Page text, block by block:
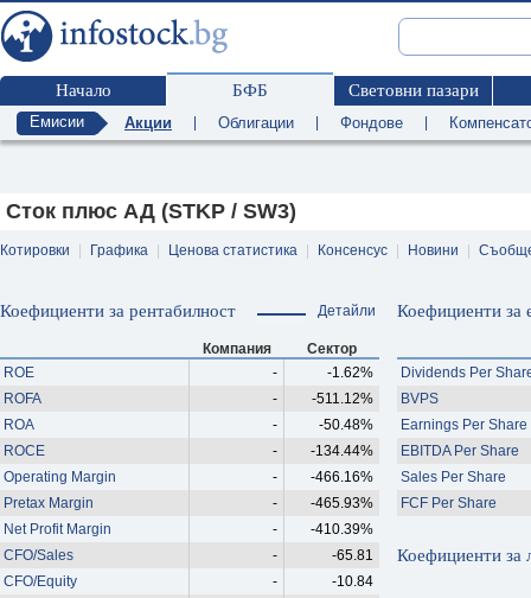
Начало БФБ Световни пазари
Емисии Акции Облигации Фондове
Сток плюс АД (STKP / SW3)
Котировки Графика Ценова статистика Консенсус Новини
Коефициенти за рентабилност Детайли
Компания
Сектор
ROE
-
-1.62%
ROFA
-
-511.12%
ROA
-
-50.48%
ROCE
-
-134.44%
Operating Margin
-
-466.16%
Pretax Margin
-
-465.93%
Net Profit Margin
-
-410.39%
CFO/Sales
-
-65.81
CFO/Equity
-
-10.84
Коефициенти за
Dividends Per
BVPS
Earnings Per Share
EBITDA Per Share
Sales Per Share
FCF Per Share
Коефициенти за